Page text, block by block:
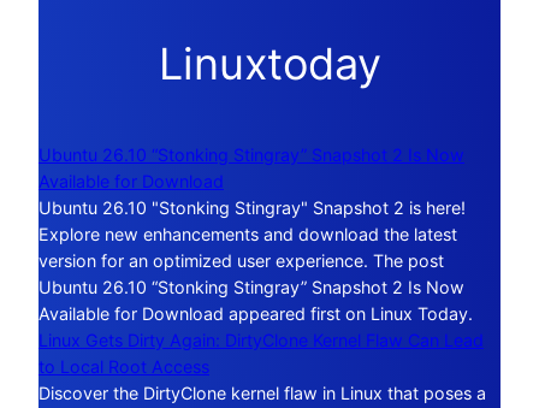
Linuxtoday
Ubuntu 26.10 “Stonking Stingray” Snapshot 2 Is Now
Available for Download
Ubuntu 26.10 "Stonking Stingray" Snapshot 2 is here!
Explore new enhancements and download the latest
version for an optimized user experience. The post
Ubuntu 26.10 “Stonking Stingray” Snapshot 2 Is Now
Available for Download appeared first on Linux Today.
Linux Gets Dirty Again: DirtyClone Kernel Flaw Can Lead
to Local Root Access
Discover the DirtyClone kernel flaw in Linux that poses a